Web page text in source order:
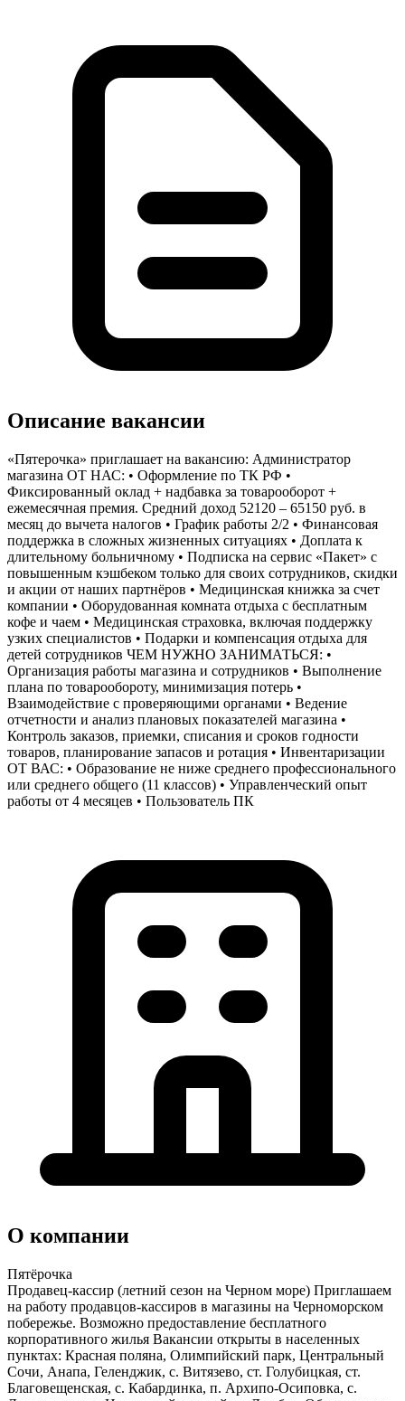
Описание вакансии
«Пятерочка» приглашает на вакансию: Администратор
магазина ОТ НАС: • Оформление по ТК РФ •
Фиксированный оклад + надбавка за товарооборот +
ежемесячная премия. Средний доход 52120 – 65150 руб. в
месяц до вычета налогов • График работы 2/2 • Финансовая
поддержка в сложных жизненных ситуациях • Доплата к
длительному больничному • Подписка на сервис «Пакет» с
повышенным кэшбеком только для своих сотрудников, скидки
и акции от наших партнёров • Медицинская книжка за счет
компании • Оборудованная комната отдыха с бесплатным
кофе и чаем • Медицинская страховка, включая поддержку
узких специалистов • Подарки и компенсация отдыха для
детей сотрудников ЧЕМ НУЖНО ЗАНИМАТЬСЯ: •
Организация работы магазина и сотрудников • Выполнение
плана по товарообороту, минимизация потерь •
Взаимодействие с проверяющими органами • Ведение
отчетности и анализ плановых показателей магазина •
Контроль заказов, приемки, списания и сроков годности
товаров, планирование запасов и ротация • Инвентаризации
ОТ ВАС: • Образование не ниже среднего профессионального
или среднего общего (11 классов) • Управленческий опыт
работы от 4 месяцев • Пользователь ПК
О компании
Пятёрочка
Продавец-кассир (летний сезон на Черном море) Приглашаем
на работу продавцов-кассиров в магазины на Черноморском
побережье. Возможно предоставление бесплатного
корпоративного жилья Вакансии открыты в населенных
пунктах: Красная поляна, Олимпийский парк, Центральный
Сочи, Анапа, Геленджик, с. Витязево, ст. Голубицкая, ст.
Благовещенская, с. Кабардинка, п. Архипо-Осиповка, с.